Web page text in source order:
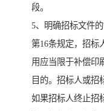
段。
5、明确招标文件
第16条规定，招标
用应当限于补偿印
目的。招标人或招
如果招标人终止招